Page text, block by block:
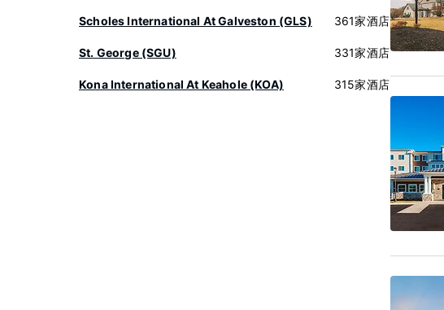
Scholes International At Galveston (GLS) 361家酒店
St. George (SGU) 331家酒店
Kona International At Keahole (KOA) 315家酒店